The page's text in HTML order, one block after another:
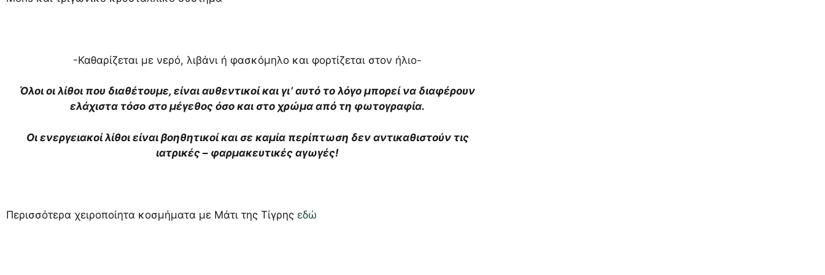
-Καθαρίζεται με νερό, λιβάνι ή φασκόμηλο και φορτίζεται στον ήλιο-
Όλοι οι λίθοι που διαθέτουμε, είναι αυθεντικοί και γι’ αυτό το λόγο μπορεί να διαφέρουν
ελάχιστα τόσο στο μέγεθος όσο και στο χρώμα από τη φωτογραφία.
Οι ενεργειακοί λίθοι είναι βοηθητικοί και σε καμία περίπτωση δεν αντικαθιστούν τις
ιατρικές – φαρμακευτικές αγωγές!
Περισσότερα χειροποίητα κοσμήματα με Μάτι της Τίγρης εδώ